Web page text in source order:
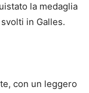
la medaglia
in Galles.
con un leggero